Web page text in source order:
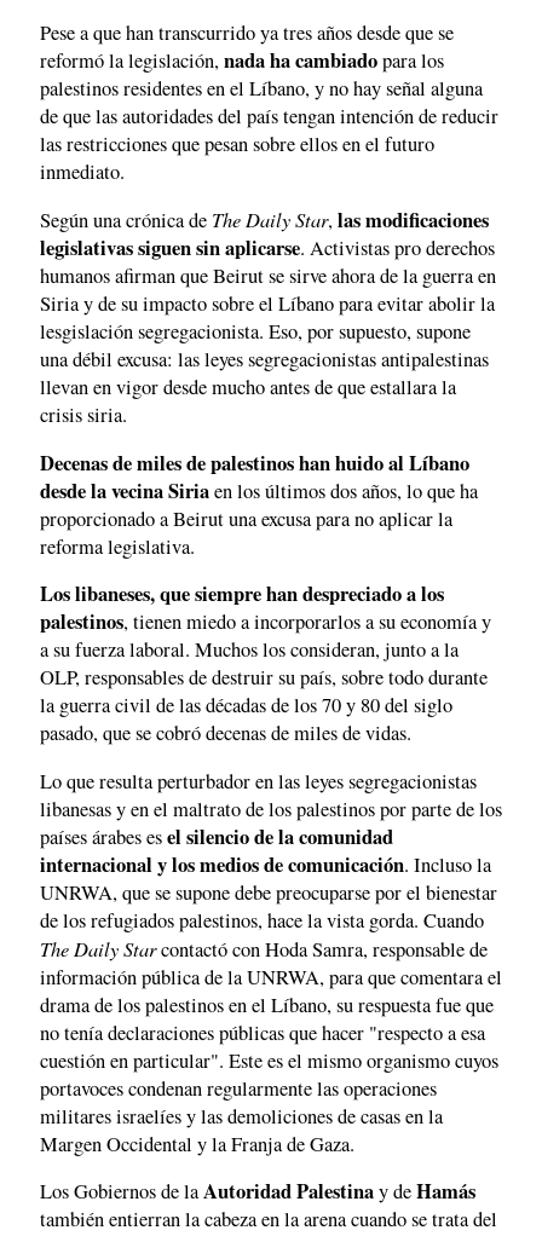
Pese a que han transcurrido ya tres años desde que se
reformó la legislación,nada ha cambiadopara los
palestinos residentes en el Líbano, y no hay señal alguna
de que las autoridades del país tengan intención de reducir
las restricciones que pesan sobre ellos en el futuro
inmediato.
Según una crónica de The Daily Star,las modificaciones
legislativas siguen sin aplicarse. Activistas pro derechos
humanos afirman que Beirut se sirve ahora de la guerra en
Siria y de su impacto sobre el Líbano para evitar abolir la
lesgislación segregacionista. Eso, por supuesto, supone
una débil excusa: las leyes segregacionistas antipalestinas
llevan en vigor desde mucho antes de que estallara la
crisis siria.
Decenas de miles de palestinos han huido al Líbano
desde la vecina Siriaen los últimos dos años, lo que ha
proporcionado a Beirut una excusa para no aplicar la
reforma legislativa.
Los libaneses, que siempre han despreciado a los
palestinos, tienen miedo a incorporarlos a su economía y
a su fuerza laboral. Muchos los consideran, junto a la
OLP, responsables de destruir su país, sobre todo durante
la guerra civil de las décadas de los 70 y 80 del siglo
pasado, que se cobró decenas de miles de vidas.
Lo que resulta perturbador en las leyes segregacionistas
libanesas y en el maltrato de los palestinos por parte de los
países árabes esel silencio de la comunidad
internacional y los medios de comunicación. Incluso la
UNRWA, que se supone debe preocuparse por el bienestar
de los refugiados palestinos, hace la vista gorda. Cuando
The Daily Starcontactó con Hoda Samra, responsable de
información pública de la UNRWA, para que comentara el
drama de los palestinos en el Líbano, su respuesta fue que
no tenía declaraciones públicas que hacer "respecto a esa
cuestión en particular". Este es el mismo organismo cuyos
portavoces condenan regularmente las operaciones
militares israelíes y las demoliciones de casas en la
Margen Occidental y la Franja de Gaza.
Los Gobiernos de laAutoridad Palestinay deHamás
también entierran la cabeza en la arena cuando se trata del